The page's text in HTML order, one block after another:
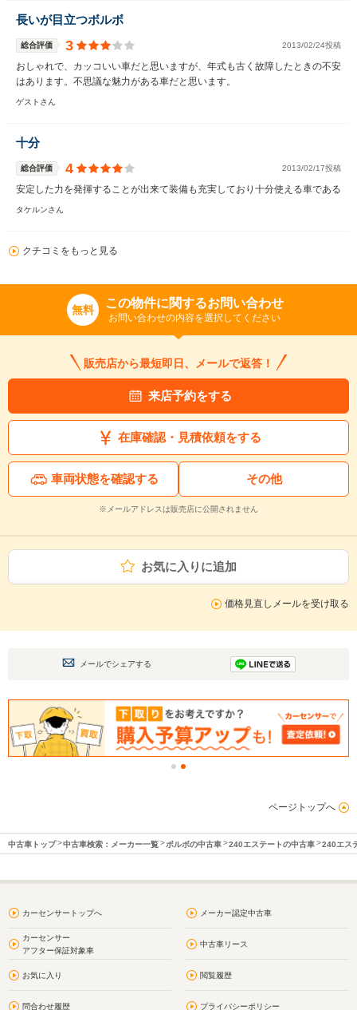
長いが目立つボルボ
総合評価 3 2013/02/24投稿
おしゃれで、カッコいい車だと思いますが、年式も古く故障したときの不安
はあります。不思議な魅力がある車だと思います。
ゲストさん
十分
総合評価 4 2013/02/17投稿
安定した力を発揮することが出来て装備も充実しており十分使える車である
タケルンさん
クチコミをもっと見る
無料 この物件に関するお問い合わせ
お問い合わせの内容を選択してください
販売店から最短即日、メールで返答！
来店予約をする
在庫確認・見積依頼をする
車両状態を確認する その他
※メールアドレスは販売店に公開されません
お気に入りに追加
価格見直しメールを受け取る
メールでシェアする
ページトップへ
中古車トップ 中古車検索：メーカー一覧 ボルボの中古車 240エステートの中古車 240エス
カーセンサートップへ メーカー認定中古車
カーセンサー
アフター保証対象車
中古車リース
お気に入り 閲覧履歴
問合わせ履歴 プライバシーポリシー